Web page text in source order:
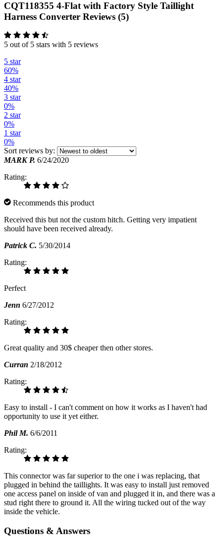
CQT118355 4-Flat with Factory Style Taillight
Harness Converter Reviews (5)
5 out of 5 stars with 5 reviews
5 star
60%
4 star
40%
3 star
0%
2 star
0%
1 star
0%
Sort reviews by:
MARK P. 6/24/2020
Rating:
Recommends this product
Received this but not the custom hitch. Getting very impatient
should have been received already.
Patrick C. 5/30/2014
Rating:
Perfect
Jenn 6/27/2012
Rating:
Great quality and 30$ cheaper then other stores.
Curran 2/18/2012
Rating:
Easy to install - I can't comment on how it works as I haven't had
opportunity to use it yet either.
Phil M. 6/6/2011
Rating:
This connector was far superior to the one i was replacing, that
plugged in behind the taillights. It was easy to install just removed
one access panel on inside of van and plugged it in, and there was a
stud right there to ground it. All the wiring tucked out of the way
inside the vehicle.
Questions & Answers